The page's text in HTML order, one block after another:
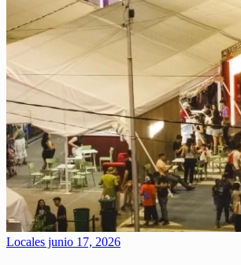
Locales junio 17, 2026